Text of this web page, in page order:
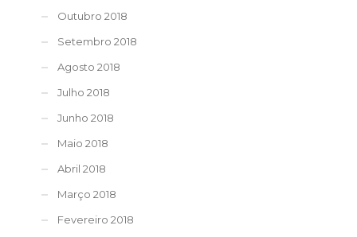
Outubro 2018
Setembro 2018
Agosto 2018
Julho 2018
Junho 2018
Maio 2018
Abril 2018
Março 2018
Fevereiro 2018